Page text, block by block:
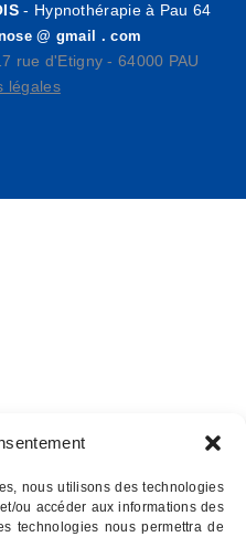
nous utilisons des technologies
ou accéder aux informations des
technologies nous permettra de
- Hypnothérapie à Pau 64
@ gmail . com
rue d'Etigny - 64000 PAU
légales